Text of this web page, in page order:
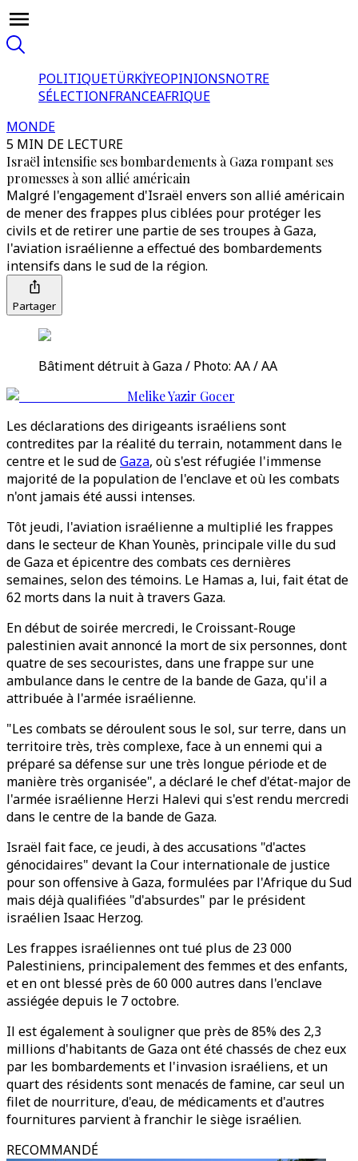
POLITIQUETÜRKİYEOPINIONSNOTRE
SÉLECTIONFRANCEAFRIQUE
MONDE
5 MIN DE LECTURE
Israël intensifie ses bombardements à Gaza rompant ses
promesses à son allié américain
Malgré l'engagement d'Israël envers son allié américain
de mener des frappes plus ciblées pour protéger les
civils et de retirer une partie de ses troupes à Gaza,
l'aviation israélienne a effectué des bombardements
intensifs dans le sud de la région.
Partager
Bâtiment détruit à Gaza / Photo: AA / AA
Melike Yazir Gocer
Les déclarations des dirigeants israéliens sont
contredites par la réalité du terrain, notamment dans le
centre et le sud deGaza, où s'est réfugiée l'immense
majorité de la population de l'enclave et où les combats
n'ont jamais été aussi intenses.
Tôt jeudi, l'aviation israélienne a multiplié les frappes
dans le secteur de Khan Younès, principale ville du sud
de Gaza et épicentre des combats ces dernières
semaines, selon des témoins. Le Hamas a, lui, fait état de
62 morts dans la nuit à travers Gaza.
En début de soirée mercredi, le Croissant-Rouge
palestinien avait annoncé la mort de six personnes, dont
quatre de ses secouristes, dans une frappe sur une
ambulance dans le centre de la bande de Gaza, qu'il a
attribuée à l'armée israélienne.
"Les combats se déroulent sous le sol, sur terre, dans un
territoire très, très complexe, face à un ennemi qui a
préparé sa défense sur une très longue période et de
manière très organisée", a déclaré le chef d'état-major de
l'armée israélienne Herzi Halevi qui s'est rendu mercredi
dans le centre de la bande de Gaza.
Israël fait face, ce jeudi, à des accusations "d'actes
génocidaires" devant la Cour internationale de justice
pour son offensive à Gaza, formulées par l'Afrique du Sud
mais déjà qualifiées "d'absurdes" par le président
israélien Isaac Herzog.
Les frappes israéliennes ont tué plus de 23 000
Palestiniens, principalement des femmes et des enfants,
et en ont blessé près de 60 000 autres dans l'enclave
assiégée depuis le 7 octobre.
Il est également à souligner que près de 85% des 2,3
millions d'habitants de Gaza ont été chassés de chez eux
par les bombardements et l'invasion israéliens, et un
quart des résidents sont menacés de famine, car seul un
filet de nourriture, d'eau, de médicaments et d'autres
fournitures parvient à franchir le siège israélien.
RECOMMANDÉ